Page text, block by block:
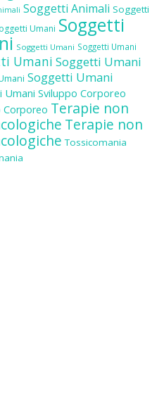
Soggetti Animali Soggetti
Umani Soggetti
Soggetti Umani Soggetti Umani
Umani Soggetti Umani
Soggetti Umani
Umani Sviluppo Corporeo
Corporeo Terapie non
Terapie non
Tossicomania